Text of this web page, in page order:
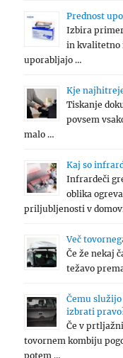
Prednost
Izbira
in kvalitetno
uporabljajo …
Kje
Tiskanje
povsem
malo …
Kaj so
Infrardeči
oblika
priljubljenosti v
Več
Če že nekaj
težavo
Čemu
izbrati
Če v
tovornem kombiju
potem …